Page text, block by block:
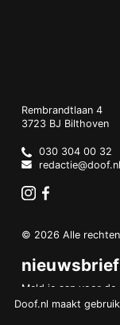
Doof.nl
work
Rembrandtlaan 4
3723 BJ Bilthoven
Netherlands
030 304 00 32
redactie@doof.nl
© 2026 Alle
nieuwsbrief
Meld je aan voor
een overzicht van
Doof.nl maakt